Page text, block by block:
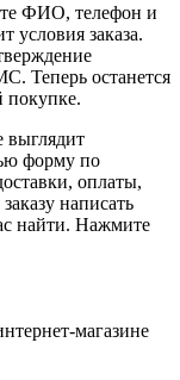
ФИО, телефон и
условия заказа.
Теперь останется
покупке.
выглядит
форму по
оплаты,
написать
найти. Нажмите
магазине